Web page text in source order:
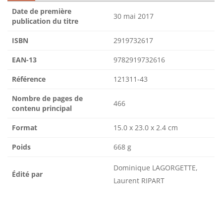
Date de première
publication du titre
30 mai 2017
ISBN 2919732617
EAN-13 9782919732616
Référence 121311-43
Nombre de pages de
contenu principal
466
Format 15.0 x 23.0 x 2.4 cm
Poids 668 g
Édité par
Dominique LAGORGETTE,
Laurent RIPART